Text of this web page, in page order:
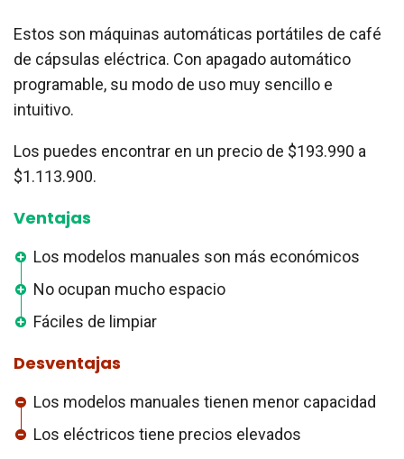
Estos son máquinas automáticas portátiles de café
de cápsulas eléctrica. Con apagado automático
programable, su modo de uso muy sencillo e
intuitivo.
Los puedes encontrar en un precio de $193.990 a
$1.113.900.
Ventajas
Los modelos manuales son más económicos
No ocupan mucho espacio
Fáciles de limpiar
Desventajas
Los modelos manuales tienen menor capacidad
Los eléctricos tiene precios elevados